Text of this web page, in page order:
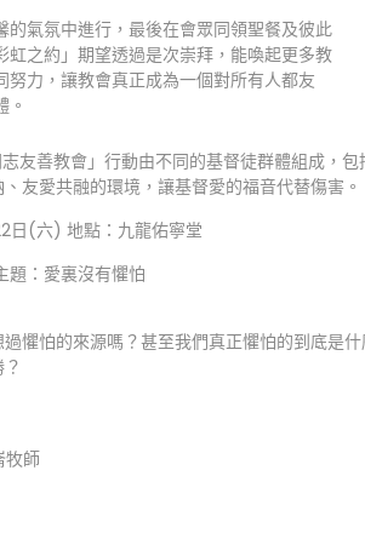
的氣氛中進行，最後在會眾同領聖餐及彼此
虹之約」期望透過是次崇拜，能喚起更多教
努力，讓教會真正成為一個對所有人都友
。
志友善教會」行動由不同的基督徒群體組成，
友愛共融的環境，讓基督愛的福音代替傷害。
日(六) 地點：九龍佑寧堂
題：愛裏沒有懼怕
懼怕的來源嗎？甚至我們真正懼怕的到底是
牧師